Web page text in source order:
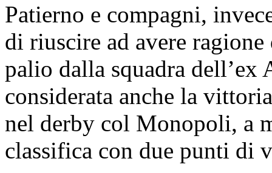
Patierno e compagni,
di riuscire ad avere ragione
palio dalla squadra dell’ex
considerata anche la
nel derby col Monopoli, a
classifica con due punti di